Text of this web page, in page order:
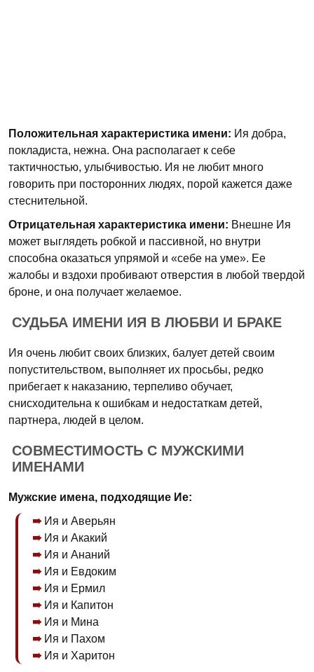
Положительная характеристика имени: Ия добра,
покладиста, нежна. Она располагает к себе
тактичностью, улыбчивостью. Ия не любит много
говорить при посторонних людях, порой кажется даже
стеснительной.
Отрицательная характеристика имени: Внешне Ия
может выглядеть робкой и пассивной, но внутри
способна оказаться упрямой и «себе на уме». Ее
жалобы и вздохи пробивают отверстия в любой твердой
броне, и она получает желаемое.
СУДЬБА ИМЕНИ ИЯ В ЛЮБВИ И БРАКЕ
Ия очень любит своих близких, балует детей своим
попустительством, выполняет их просьбы, редко
прибегает к наказанию, терпеливо обучает,
снисходительна к ошибкам и недостаткам детей,
партнера, людей в целом.
СОВМЕСТИМОСТЬ С МУЖСКИМИ
ИМЕНАМИ
Мужские имена, подходящие Ие:
Ия и Аверьян
Ия и Акакий
Ия и Ананий
Ия и Евдоким
Ия и Ермил
Ия и Капитон
Ия и Мина
Ия и Пахом
Ия и Харитон